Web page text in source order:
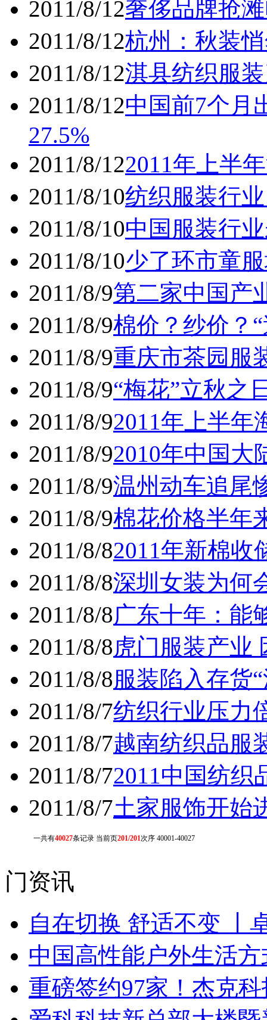
2011/8/12奢侈品牌抢
2011/8/12杭州：秋装
2011/8/12淇县纺织服
2011/8/12中国前7个月
27.5%
2011/8/122011年上半
2011/8/10纺织服装行
2011/8/10中国服装行
2011/8/10少了环市童
2011/8/9第二家中国产
2011/8/9棉价？纱价？
2011/8/9重庆市茶园服
2011/8/9“梅花”立秋之
2011/8/92011年上半年
2011/8/92010年中国大
2011/8/9温州动车追尾
2011/8/9棉花价格半年
2011/8/82011年新棉收
2011/8/8深圳女装为何
2011/8/8广东十年：能
2011/8/8虎门服装产业
2011/8/8服装陷入存货
2011/8/7纺织行业压力
2011/8/7越南纺织品服
2011/8/72011中国纺织
2011/8/7土家服饰开始
一共有40027条记录 当前页201/201次序 40001-40027
门资讯
自在切换 舒适不变 丨
中国高性能户外生活
重磅签约97家！杰克